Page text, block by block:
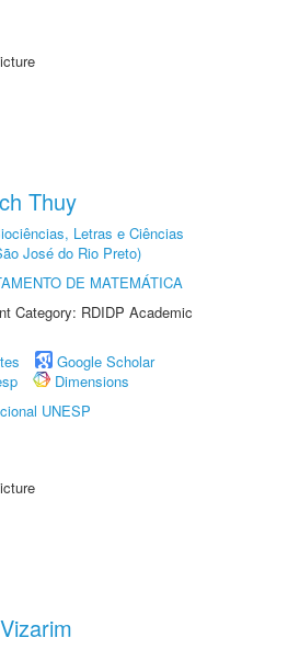
Thuy
Letras e Ciências
José do Rio Preto)
DE MATEMÁTICA
Category: RDIDP Academic
Google Scholar
Dimensions
UNESP